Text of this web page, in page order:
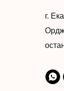
г.